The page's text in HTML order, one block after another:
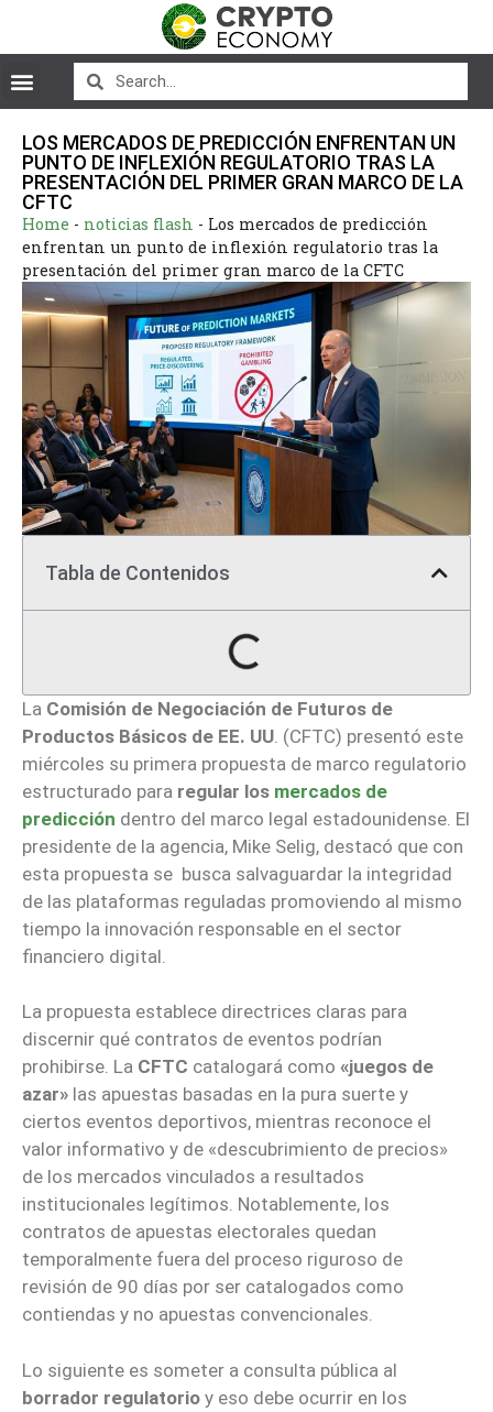
LOS MERCADOS DE PREDICCIÓN ENFRENTAN UN
PUNTO DE INFLEXIÓN REGULATORIO TRAS LA
PRESENTACIÓN DEL PRIMER GRAN MARCO DE LA
CFTC
Home - noticias flash - Los mercados de predicción
enfrentan un punto de inflexión regulatorio tras la
presentación del primer gran marco de la CFTC
Tabla de Contenidos
La Comisión de Negociación de Futuros de
Productos Básicos de EE. UU . (CFTC) presentó este
miércoles su primera propuesta de marco regulatorio
estructurado para regular los mercados de
predicción dentro del marco legal estadounidense. El
presidente de la agencia, Mike Selig, destacó que con
esta propuesta se busca salvaguardar la integridad
de las plataformas reguladas promoviendo al mismo
tiempo la innovación responsable en el sector
financiero digital.
La propuesta establece directrices claras para
discernir qué contratos de eventos podrían
prohibirse. La CFTC catalogará como «juegos de
azar» las apuestas basadas en la pura suerte y
ciertos eventos deportivos, mientras reconoce el
valor informativo y de «descubrimiento de precios»
de los mercados vinculados a resultados
institucionales legítimos. Notablemente, los
contratos de apuestas electorales quedan
temporalmente fuera del proceso riguroso de
revisión de 90 días por ser catalogados como
contiendas y no apuestas convencionales.
Lo siguiente es someter a consulta pública al
borrador regulatorio y eso debe ocurrir en los